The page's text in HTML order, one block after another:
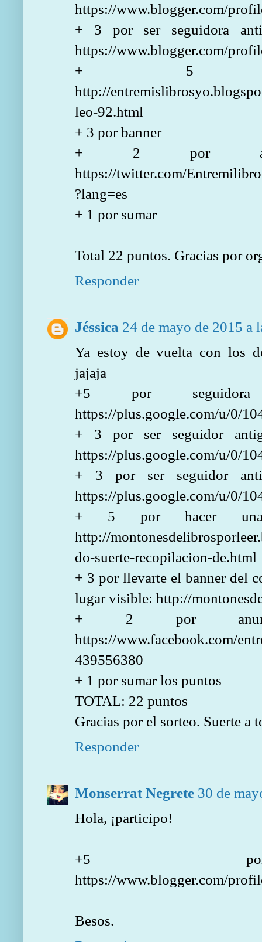
https://www.blogger.com/
+ 3 por ser seguidora
https://www.blogger.com/
+ 5 por
http://
leo-92.html
+ 3 por banner
+ 2 por
https://twitter.com/
?lang=es
+ 1 por sumar
Total 22 puntos. Gracias por
Responder
Jéssica 24 de mayo de 2015 a
Ya estoy de vuelta con los
jajaja
+5 por
https://plus.google.com/u/0/
+ 3 por ser seguidor
https://plus.google.com/u/0/
+ 3 por ser seguidor
https://plus.google.com/u/0/
+ 5 por hacer
http://
do-suerte-recopilacion-de.html
+ 3 por llevarte el banner del
lugar visible: http://
+ 2 por
https://www.facebook.com/
439556380
+ 1 por sumar los puntos
TOTAL: 22 puntos
Gracias por el sorteo. Suerte a
Responder
Monserrat Negrete 30 de
Hola, ¡participo!
+5
https://www.blogger.com/
Besos.